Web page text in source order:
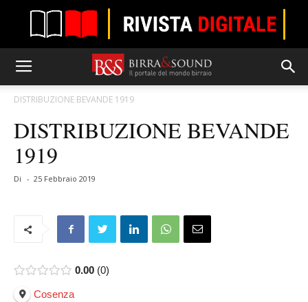
DISTRIBUZIONE BEVANDE 1919
DISTRIBUZIONE BEVANDE
1919
Di - 25 Febbraio 2019
0.00 0
Cosenza